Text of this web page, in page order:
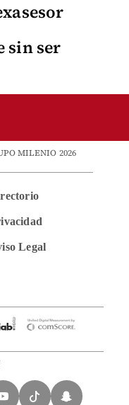
sin ser
MILENIO 2026
Legal